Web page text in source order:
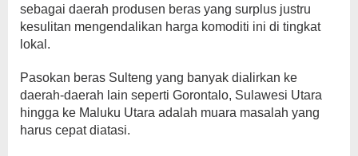
sebagai daerah produsen beras yang surplus justru
kesulitan mengendalikan harga komoditi ini di tingkat
lokal.
Pasokan beras Sulteng yang banyak dialirkan ke
daerah-daerah lain seperti Gorontalo, Sulawesi Utara
hingga ke Maluku Utara adalah muara masalah yang
harus cepat diatasi.